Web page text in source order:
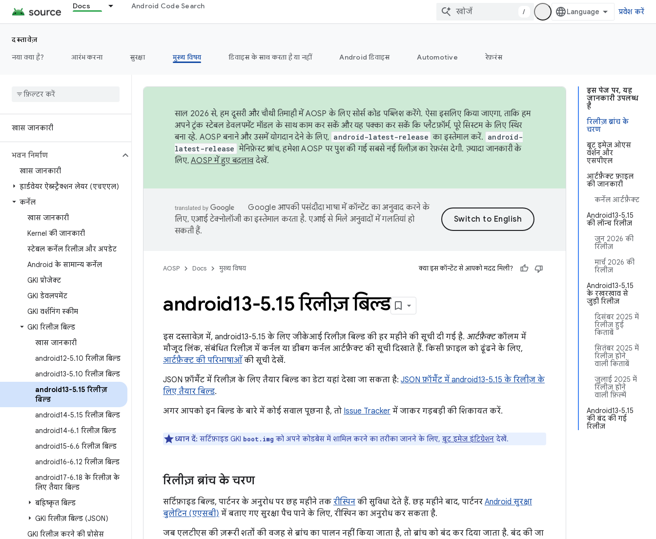
Docs Android Code Search
/ प्रवेश करें
दस्तावेज़
नया क्या है?
आरंभ करना सुरक्षा मुख्य विषय डिवाइस के साथ करता है या नहीं Android डिवाइस Automotive रेफ़रंस
खास जानकारी
भवन निर्माण
खास जानकारी
हार्डवेयर ऐब्स्ट्रैक्शन लेयर (एचएएल)
कर्नेल
खास जानकारी
Kernel की जानकारी
स्टेबल कर्नेल रिलीज़ और अपडेट
Android के सामान्य कर्नेल
GKI प्रोजेक्ट
GKI डेवलपमेंट
GKI वर्शनिंग स्कीम
GKI रिलीज़ बिल्ड
खास जानकारी
android12-5.10 रिलीज़ बिल्ड
android13-5.10 रिलीज़ बिल्ड
android13-5.15 रिलीज़
बिल्ड
android14-5.15 रिलीज़ बिल्ड
android14-6.1 रिलीज़ बिल्ड
android15-6.6 रिलीज़ बिल्ड
android16-6.12 रिलीज़ बिल्ड
android17-6.18 के रिलीज़ के
लिए तैयार बिल्ड
बहिष्कृत बिल्ड
GKI रिलीज़ बिल्ड (JSON)
GKI रिलीज़ करने की प्रोसेस
इस पेज पर, यह
जानकारी उपलब्ध
है
रिलीज़ ब्रांच के
चरण
बूट इमेज ओएस
वर्शन और
एसपीएल
आर्टफ़ैक्ट फ़ाइल
की जानकारी
कर्नेल आर्टफ़ैक्ट
Android13-5.15
की लॉन्च रिलीज़
जून 2026 की
रिलीज़
मार्च 2026 की
रिलीज़
Android13-5.15
के रखरखाव से
जुड़ी रिलीज़
दिसंबर 2025 में
रिलीज़ हुई
किताबें
सितंबर 2025 में
रिलीज़ होने
वाली किताबें
जुलाई 2025 में
रिलीज़ होने
वाली फ़िल्में
Android13-5.15
की बंद की गई
रिलीज़
साल 2026 से, हम दूसरी और चौथी तिमाही में AOSP के लिए सोर्स कोड पब्लिश करेंगे. ऐसा इसलिए किया जाएगा, ताकि हम
अपने ट्रंक स्टेबल डेवलपमेंट मॉडल के साथ काम कर सकें और यह पक्का कर सकें कि प्लैटफ़ॉर्म, पूरे सिस्टम के लिए स्थिर
बना रहे. AOSP बनाने और उसमें योगदान देने के लिए, android-latest-release का इस्तेमाल करें. android-
latest-release मेनिफ़ेस्ट ब्रांच, हमेशा AOSP पर पुश की गई सबसे नई रिलीज़ का रेफ़रंस देगी. ज़्यादा जानकारी के
लिए, AOSP में हुए बदलावदेखें.
Google आपकी पसंदीदा भाषा में कॉन्टेंट का अनुवाद करने के
लिए, एआई टेक्नोलॉजी का इस्तेमाल करता है. एआई से मिले अनुवादों में गलतियां हो
सकती हैं.
AOSP Docs मुख्य विषय क्या इस कॉन्टेंट से आपको मदद मिली?
android13-5.15 रिलीज़ बिल्ड
इस दस्तावेज़ में, android13-5.15 के लिए जीकेआई रिलीज़ बिल्ड की हर महीने की सूची दी गई है. आर्टफ़ैक्टकॉलम में
मौजूद लिंक, संबंधित रिलीज़ में कर्नल या डीबग कर्नल आर्टफ़ैक्ट की सूची दिखाते हैं. किसी फ़ाइल को ढूंढने के लिए,
आर्टफ़ैक्ट की परिभाषाओं की सूची देखें.
JSON फ़ॉर्मैट में रिलीज़ के लिए तैयार बिल्ड का डेटा यहां देखा जा सकता है: JSON फ़ॉर्मैट में android13-5.15 के रिलीज़ के
लिए तैयार बिल्ड.
अगर आपको इन बिल्ड के बारे में कोई सवाल पूछना है, तो Issue Tracker में जाकर गड़बड़ी की शिकायत करें.
ध्यान दें: सर्टिफ़ाइड GKI boot.img को अपने कोडबेस में शामिल करने का तरीका जानने के लिए, बूट इमेज इंटिग्रेशन देखें.
रिलीज़ ब्रांच के चरण
सर्टिफ़ाइड बिल्ड, पार्टनर के अनुरोध पर छह महीने तक रीस्पिन की सुविधा देते हैं. छह महीने बाद, पार्टनर Android सुरक्षा
बुलेटिन (एएसबी) में बताए गए सुरक्षा पैच पाने के लिए, रीस्पिन का अनुरोध कर सकता है.
जब एलटीएस की ज़रूरी शर्तों की वजह से ब्रांच का पालन नहीं किया जाता है, तो ब्रांच को बंद कर दिया जाता है. बंद की जा